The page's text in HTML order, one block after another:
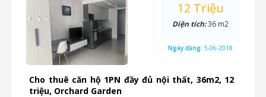
Cho thuê căn hộ 1PN đầy đủ nội thất, 36m2, 12
triệu, Orchard Garden
12 Triệu
Diện tích:36 m2
Ngày đăng: 5-06-2018